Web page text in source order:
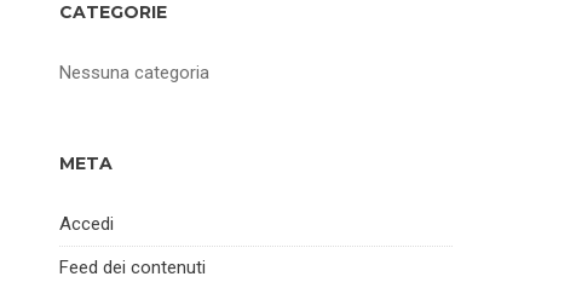
CATEGORIE
Nessuna categoria
META
Accedi
Feed dei contenuti